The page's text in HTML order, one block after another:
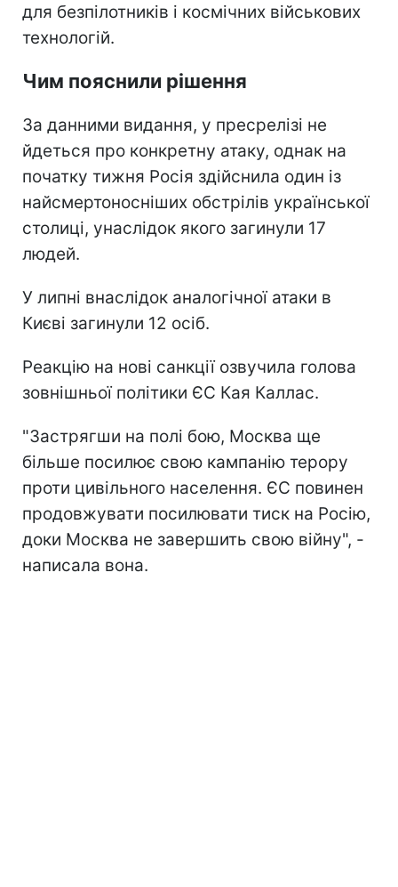
для безпілотників і космічних військових
технологій.
Чим пояснили рішення
За данними видання, у пресрелізі не
йдеться про конкретну атаку, однак на
початку тижня Росія здійснила один із
найсмертоносніших обстрілів української
столиці, унаслідок якого загинули 17
людей.
У липні внаслідок аналогічної атаки в
Києві загинули 12 осіб.
Реакцію на нові санкції озвучила голова
зовнішньої політики ЄС Кая Каллас.
"Застрягши на полі бою, Москва ще
більше посилює свою кампанію терору
проти цивільного населення. ЄС повинен
продовжувати посилювати тиск на Росію,
доки Москва не завершить свою війну", -
написала вона.